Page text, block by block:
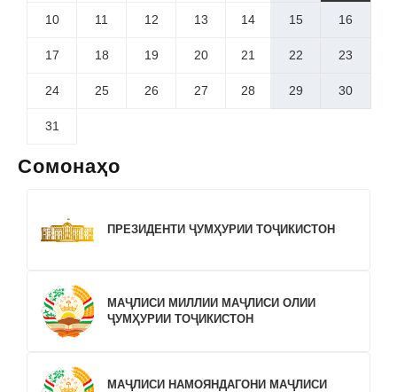
10 11 12 13 14 15 16
17 18 19 20 21 22 23
24 25 26 27 28 29 30
31
Сомонаҳо
ПРЕЗИДЕНТИ ҶУМҲУРИИ ТОҶИКИСТОН
МАҶЛИСИ МИЛЛИИ МАҶЛИСИ ОЛИИ
ҶУМҲУРИИ ТОҶИКИСТОН
МАҶЛИСИ НАМОЯНДАГОНИ МАҶЛИСИ